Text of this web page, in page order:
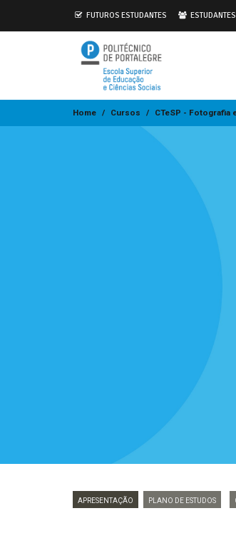
FUTUROS ESTUDANTES ESTUDANTES
Home Cursos CTeSP - Fotografia
Apresentação Plano de Estudos